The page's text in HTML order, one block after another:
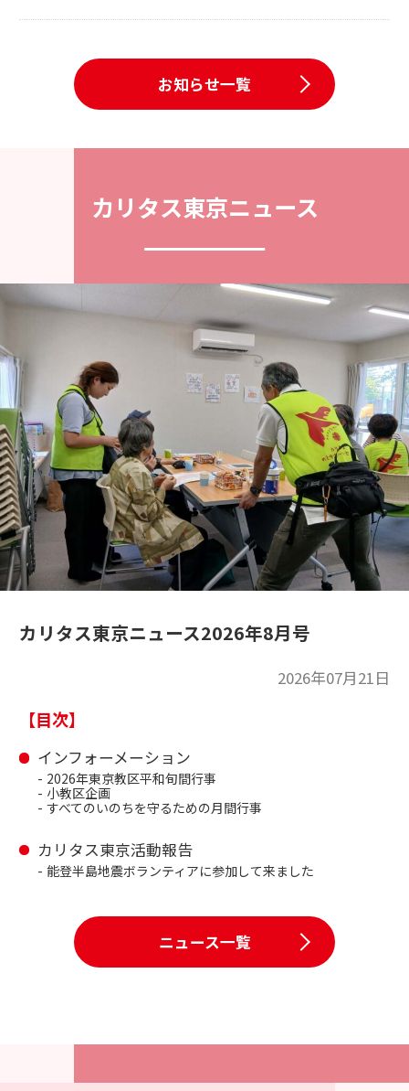
お知らせ一覧
カリタス東京ニュース
カリタス東京ニュース2026年8月号
2026年07月21日
【目次】
インフォーメーション
2026年東京教区平和旬間行事
小教区企画
すべてのいのちを守るための月間行事
カリタス東京活動報告
能登半島地震ボランティアに参加して来ました
ニュース一覧